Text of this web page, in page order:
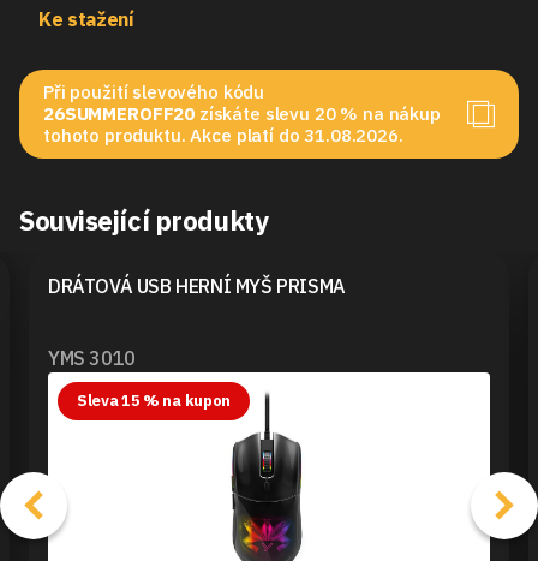
Ke stažení
Při použití slevového kódu
26SUMMEROFF20 získáte slevu 20 % na nákup
tohoto produktu. Akce platí do 31.08.2026.
Související produkty
DRÁTOVÁ USB HERNÍ MYŠ PRISMA
YMS 3010
Sleva 15 % na kupon